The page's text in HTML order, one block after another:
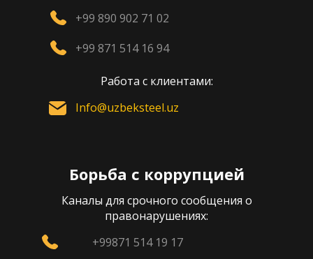
+99 890 902 71 02
+99 871 514 16 94
Работа с клиентами:
Info@uzbeksteel.uz
Борьба с коррупцией
Каналы для срочного сообщения о
правонарушениях:
+99871 514 19 17